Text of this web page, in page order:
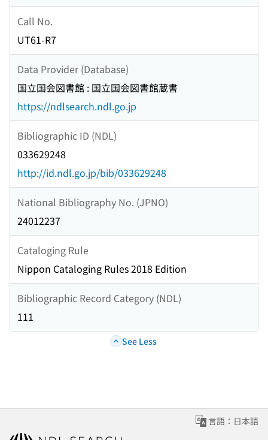
Call No.
UT61-R7
Data Provider (Database)
国立国会図書館 : 国立国会図書館蔵書
https://ndlsearch.ndl.go.jp
Bibliographic ID (NDL)
033629248
http://id.ndl.go.jp/bib/033629248
National Bibliography No. (JPNO)
24012237
Cataloging Rule
Nippon Cataloging Rules 2018 Edition
Bibliographic Record Category (NDL)
111
See Less
言語：日本語